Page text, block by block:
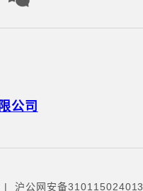
公司
|沪公网安备